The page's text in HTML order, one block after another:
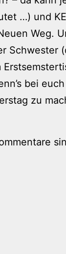
…) und
Weg.
Schwester
bei
zu